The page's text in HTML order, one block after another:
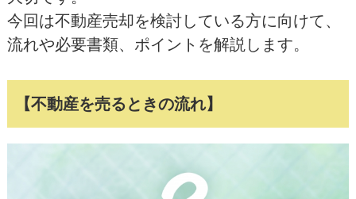
今回は不動産売却を検討している方に向けて、
流れや必要書類、ポイントを解説します。
【不動産を売るときの流れ】